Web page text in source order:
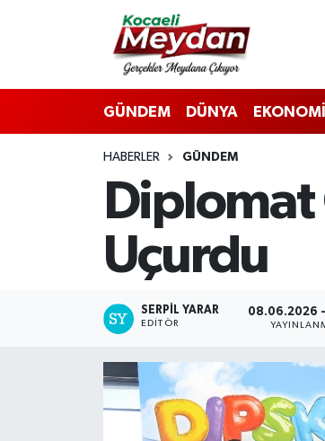
GÜNDEM DÜNYA EKONOMİ
HABERLER GÜNDEM
Diplomat
Uçurdu
SERPİL YARAR
EDITÖR
08.06.2026 -
Nöbetçi Eczaneler
Hava Durumu
Trafik Durumu
Süper Lig Puan Durumu ve Fikstür
Tüm Manşetler